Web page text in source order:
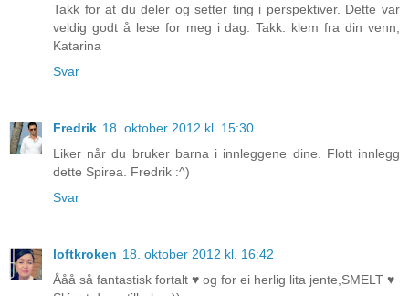
Takk for at du deler og setter ting i perspektiver. Dette var
veldig godt å lese for meg i dag. Takk. klem fra din venn,
Katarina
Svar
Fredrik 18. oktober 2012 kl. 15:30
Liker når du bruker barna i innleggene dine. Flott innlegg
dette Spirea. Fredrik :^)
Svar
loftkroken 18. oktober 2012 kl. 16:42
Ååå så fantastisk fortalt ♥ og for ei herlig lita jente,SMELT ♥